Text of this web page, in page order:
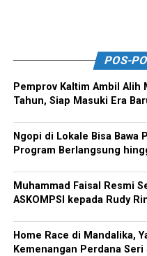
POS-
Pemprov Kaltim Ambil Alih
Tahun, Siap Masuki Era
Ngopi di Lokale Bisa Bawa
Program Berlangsung
Muhammad Faisal Resmi
ASKOMPSI kepada Rudy
Home Race di Mandalika,
Kemenangan Perdana Seri